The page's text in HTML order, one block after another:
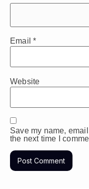
Email*
Website
Save my name,
the next time I